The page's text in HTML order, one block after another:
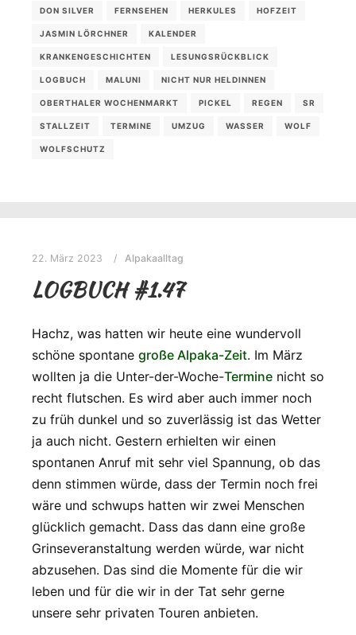
DON SILVER FERNSEHEN HERKULES HOFZEIT
JASMIN LÖRCHNER KALENDER
KRANKENGESCHICHTEN LESUNGSRÜCKBLICK
LOGBUCH MALUNI NICHT NUR HELDINNEN
OBERTHALER WOCHENMARKT PICKEL REGEN SR
STALLZEIT TERMINE UMZUG WASSER WOLF
WOLFSCHUTZ
22. März 2023 Alpakaalltag
LOGBUCH #1.47
Hachz, was hatten wir heute eine wundervoll
schöne spontane große Alpaka-Zeit. Im März
wollten ja die Unter-der-Woche-Termine nicht so
recht flutschen. Es wird aber auch immer noch
zu früh dunkel und so zuverlässig ist das Wetter
ja auch nicht. Gestern erhielten wir einen
spontanen Anruf mit sehr viel Spannung, ob das
denn stimmen würde, dass der Termin noch frei
wäre und schwups hatten wir zwei Menschen
glücklich gemacht. Dass das dann eine große
Grinseveranstaltung werden würde, war nicht
abzusehen. Das sind die Momente für die wir
leben und für die wir in der Tat sehr gerne
unsere sehr privaten Touren anbieten.